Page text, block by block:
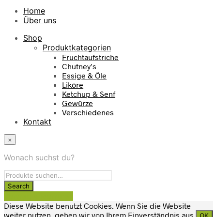
Home
Über uns
Shop
Produktkategorien
Fruchtaufstriche
Chutney’s
Essige & Öle
Liköre
Ketchup & Senf
Gewürze
Verschiedenes
Kontakt
×
Wonach suchst du?
Diese Website benutzt Cookies. Wenn Sie die Website
weiter nutzen, gehen wir von Ihrem Einverständnis aus.